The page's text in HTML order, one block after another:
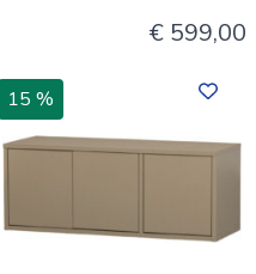
€ 599,00
15 %